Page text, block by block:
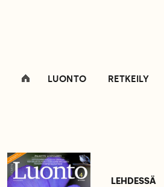
LUONTO RETKEILY
LEHDESSÄ